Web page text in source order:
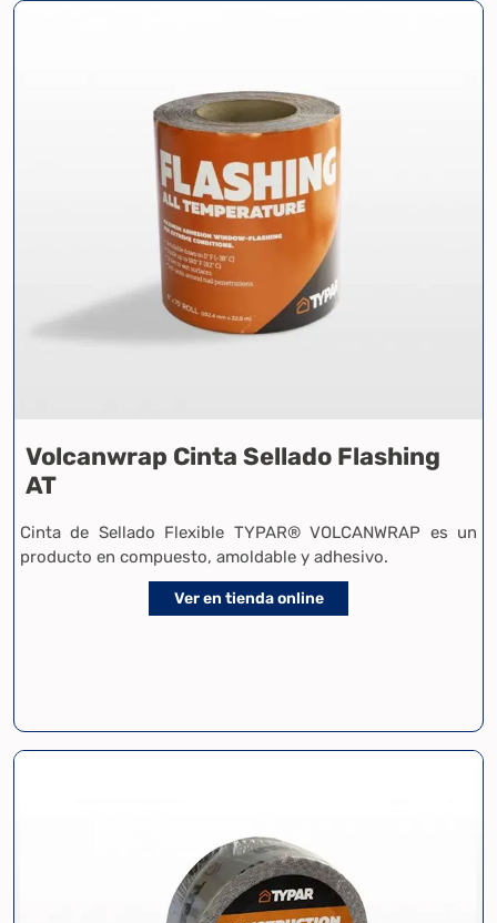
Volcanwrap Cinta Sellado Flashing
AT
Cinta de Sellado Flexible TYPAR® VOLCANWRAP es un
producto en compuesto, amoldable y adhesivo.
Ver en tienda online